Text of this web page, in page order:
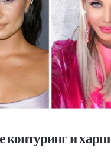
контуринг и харш